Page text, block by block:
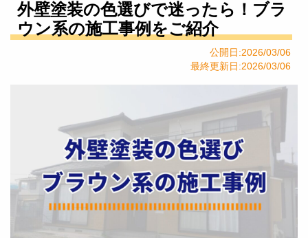
外壁塗装の色選びで迷ったら！ブラ
ウン系の施工事例をご紹介
公開日:2026/03/06
最終更新日:2026/03/06